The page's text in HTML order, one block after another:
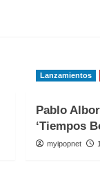
Lanzamientos
Pablo
‘Tiempos
myipopnet